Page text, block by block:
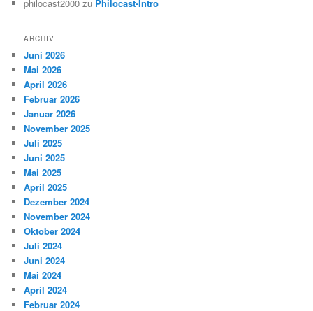
philocast2000 zu Philocast-Intro
ARCHIV
Juni 2026
Mai 2026
April 2026
Februar 2026
Januar 2026
November 2025
Juli 2025
Juni 2025
Mai 2025
April 2025
Dezember 2024
November 2024
Oktober 2024
Juli 2024
Juni 2024
Mai 2024
April 2024
Februar 2024